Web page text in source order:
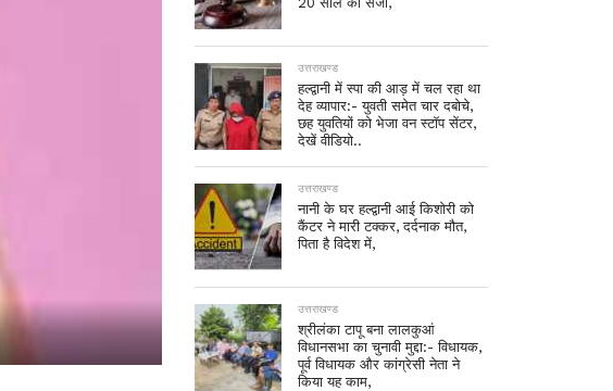
उत्तराखण्ड
हल्द्वानी में स्पा की आड़ में चल रहा था
देह व्यापार:- युवती समेत चार दबोचे,
छह युवतियों को भेजा वन स्टॉप सेंटर,
देखें वीडियो..
उत्तराखण्ड
नानी के घर हल्द्वानी आई किशोरी को
कैंटर ने मारी टक्कर, दर्दनाक मौत,
पिता है विदेश में,
उत्तराखण्ड
श्रीलंका टापू बना लालकुआं
विधानसभा का चुनावी मुद्दा:- विधायक,
पूर्व विधायक और कांग्रेसी नेता ने
किया यह काम,